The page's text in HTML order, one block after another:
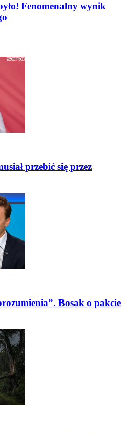
Fenomenalny wynik
przebić się przez
Bosak o pakcie